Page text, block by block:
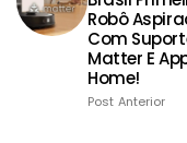
Robô
Com
Matter E
Home!
Post Anterior